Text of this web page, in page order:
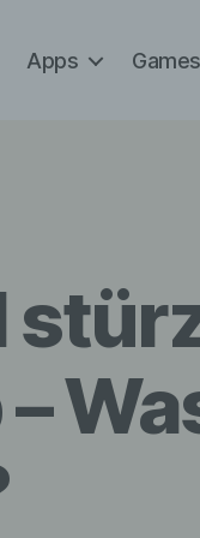
Apps Games